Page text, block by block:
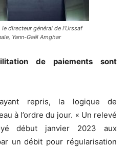
directeur général de l’Urssaf
Yann-Gaël Amghar
de paiements sont
ayant repris, la logique de
à l’ordre du jour. « Un relevé
début janvier 2023 aux
un débit pour régularisation